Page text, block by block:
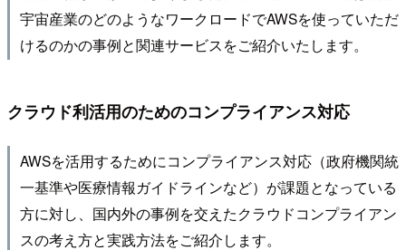
宇宙産業のどのようなワークロードでAWSを使っていただ
けるのかの事例と関連サービスをご紹介いたします。
クラウド利活用のためのコンプライアンス対応
AWSを活用するためにコンプライアンス対応（政府機関統
一基準や医療情報ガイドラインなど）が課題となっている
方に対し、国内外の事例を交えたクラウドコンプライアン
スの考え方と実践方法をご紹介します。